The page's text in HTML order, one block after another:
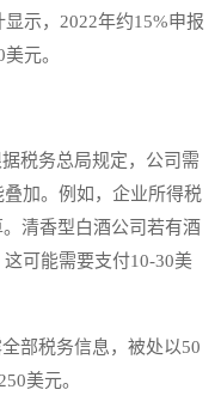
示，2022年约15%申报
元。
税务总局规定，公司需
加。例如，企业所得税
清香型白酒公司若有酒
可能需要支付10-30美
部税务信息，被处以50
美元。